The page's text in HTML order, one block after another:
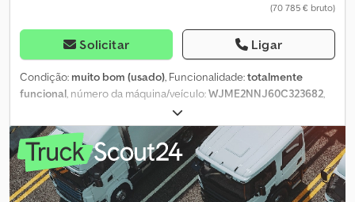
(70 785 € bruto)
Solicitar Ligar
Condição: muito bom (usado), Funcionalidade:totalmente
funcional, número da máquina/veículo:WJME2NNJ60C323682,
, primeira matrícula:
combustível:diesel, peso total:26 000 kg, tamanho do pneu:
315/80R22,5 , distância entre eixos:5 190 mm
, distância entre
eixos:1 395 mm, combustível:diesel, cor:branco
, cabina do
condutor:cabina diurna , tipo de engrenagem:automático,
classe de emissão:Euro 6 , suspensão:ar , número de lugares:2,